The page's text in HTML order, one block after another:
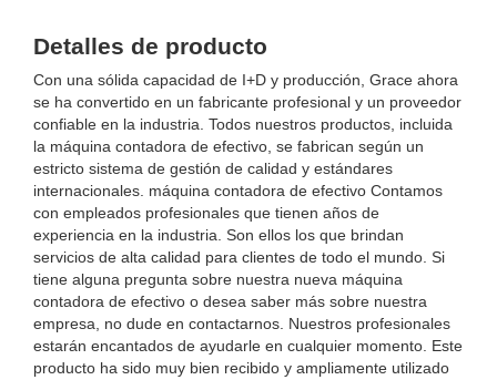
Detalles de producto
Con una sólida capacidad de I+D y producción, Grace ahora
se ha convertido en un fabricante profesional y un proveedor
confiable en la industria. Todos nuestros productos, incluida
la máquina contadora de efectivo, se fabrican según un
estricto sistema de gestión de calidad y estándares
internacionales. máquina contadora de efectivo Contamos
con empleados profesionales que tienen años de
experiencia en la industria. Son ellos los que brindan
servicios de alta calidad para clientes de todo el mundo. Si
tiene alguna pregunta sobre nuestra nueva máquina
contadora de efectivo o desea saber más sobre nuestra
empresa, no dude en contactarnos. Nuestros profesionales
estarán encantados de ayudarle en cualquier momento. Este
producto ha sido muy bien recibido y ampliamente utilizado